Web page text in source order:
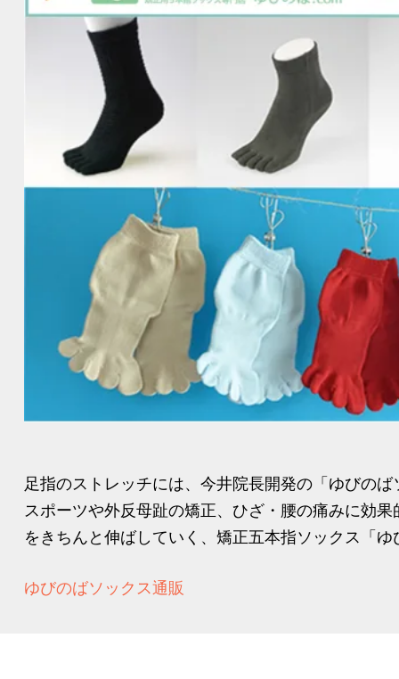
足指のストレッチには、今井院長開発の「ゆびの
スポーツや外反母趾の矯正、ひざ・腰の痛みに効
をきちんと伸ばしていく、矯正五本指ソックス「
ゆびのばソックス通販